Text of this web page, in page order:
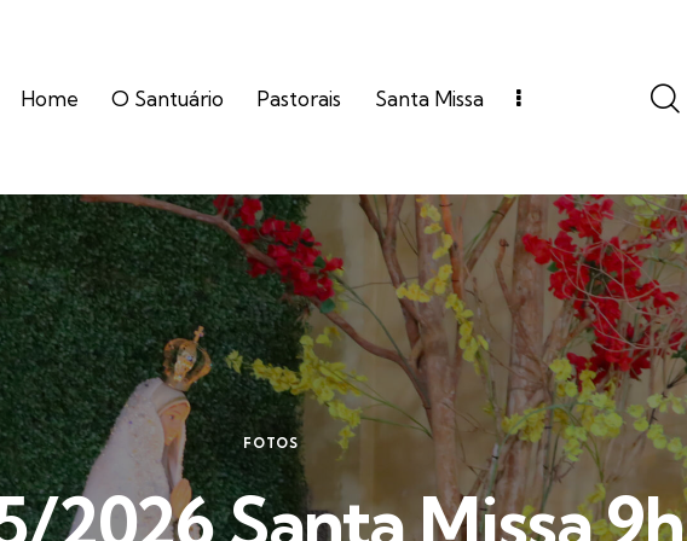
Home O Santuário Pastorais Santa Missa
FOTOS
2026 Santa Missa 9h